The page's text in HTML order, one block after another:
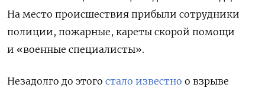
На место происшествия прибыли сотрудники
полиции, пожарные, кареты скорой помощи
и «военные специалисты».
Незадолго до этого стало известно о взрыве